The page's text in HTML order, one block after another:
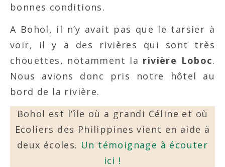
bonnes conditions.
A Bohol, il n’y avait pas que le tarsier à
voir, il y a des rivières qui sont très
chouettes, notamment la rivière Loboc.
Nous avions donc pris notre hôtel au
bord de la rivière.
Bohol est l’île où a grandi Céline et où
Ecoliers des Philippines vient en aide à
deux écoles. Un témoignage à écouter
ici !